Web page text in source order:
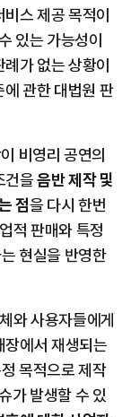
스 제공 목적이
있는 가능성이
가 없는 상황이
에 관한 대법원 판
비영리 공연의
건을 음반 제작 및
점을 다시 한번
적 판매와 특정
현실을 반영한
와 사용자들에게
장에서 재생되는
목적으로 제작
가 발생할 수 있